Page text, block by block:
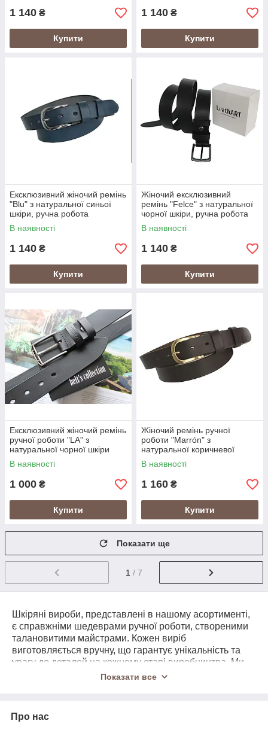
1 140 ₴
Купити
1 140 ₴
Купити
Ексклюзивний жіночий ремінь
"Blu" з натуральної синьої
шкіри, ручна робота
В наявності
1 140 ₴
Купити
Жіночий ексклюзивний
ремінь "Felce" з натуральної
чорної шкіри, ручна робота
В наявності
1 140 ₴
Купити
Ексклюзивний жіночий ремінь
ручної роботи "LA" з
натуральної чорної шкіри
В наявності
1 000 ₴
Купити
Жіночий ремінь ручної
роботи "Marrón" з
натуральної коричневої
шкіри, ексклюзивний дизайн
В наявності
1 160 ₴
Купити
Показати ще
1 / 7
Шкіряні вироби, представлені в нашому асортименті,
є справжніми шедеврами ручної роботи, створеними
талановитими майстрами. Кожен виріб
виготовляється вручну, що гарантує унікальність та
увагу до деталей на кожному етапі виробництва. Ми
використовуємо тільки натуральні види шкіри та
У нашій колекції представлені як жіночі, так і чоловічі
Показати все
Про нас